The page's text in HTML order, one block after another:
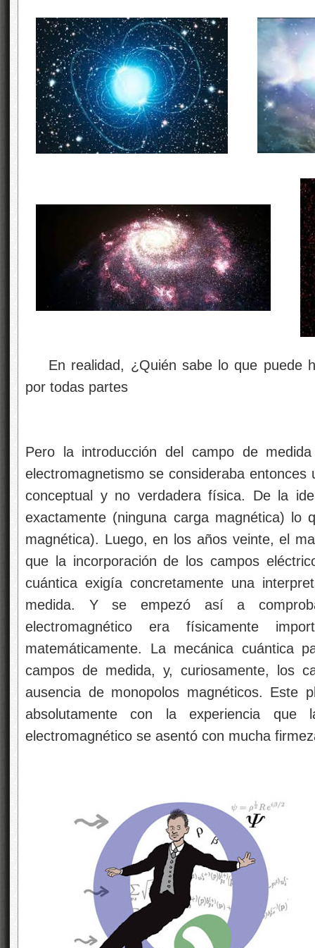
En realidad, ¿Quién sabe lo que puede
por todas partes
Pero la introducción del campo de
electromagnetismo se consideraba
conceptual y no verdadera física. De la
exactamente (ninguna carga magnética) lo
magnética). Luego, en los años veinte, el
que la incorporación de los campos
cuántica exigía concretamente una
medida. Y se empezó así a
electromagnético era físicamente
matemáticamente. La mecánica cuántica
campos de medida, y, curiosamente, los
ausencia de monopolos magnéticos. Este
absolutamente con la experiencia
electromagnético se asentó con mucha